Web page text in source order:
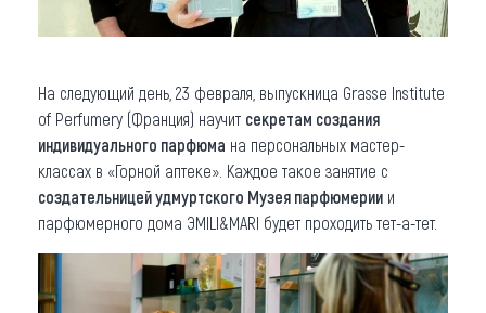
На следующий день, 23 февраля, выпускница Grasse Institute
of Perfumery (Франция) научит секретам создания
индивидуального парфюма на персональных мастер-
классах в «Горной аптеке». Каждое такое занятие с
создательницей удмуртского Музея парфюмерии и
парфюмерного дома ЭMILI&MARI будет проходить тет-а-тет.